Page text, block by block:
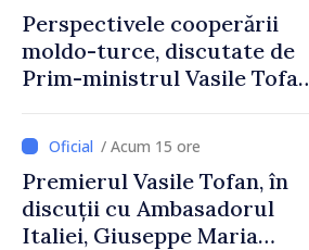
Perspectivele cooperării
moldo-turce, discutate de
Prim-ministrul Vasile Tofan
Uygar Mustafa Sertel
/ Acum 15 ore
Premierul Vasile Tofan, în
discuții cu Ambasadorul
Italiei, Giuseppe Maria